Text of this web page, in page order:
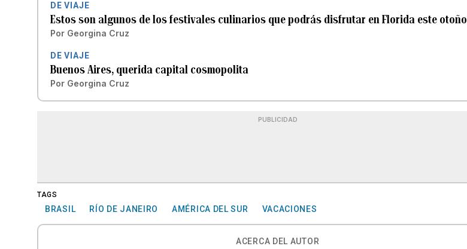
DE VIAJE
Estos son algunos de los festivales culinarios que podrás disfrutar en Florida este otoño
Por Georgina Cruz
DE VIAJE
Buenos Aires, querida capital cosmopolita
Por Georgina Cruz
PUBLICIDAD
TAGS
BRASIL RÍO DE JANEIRO AMÉRICA DEL SUR VACACIONES
ACERCA DEL AUTOR